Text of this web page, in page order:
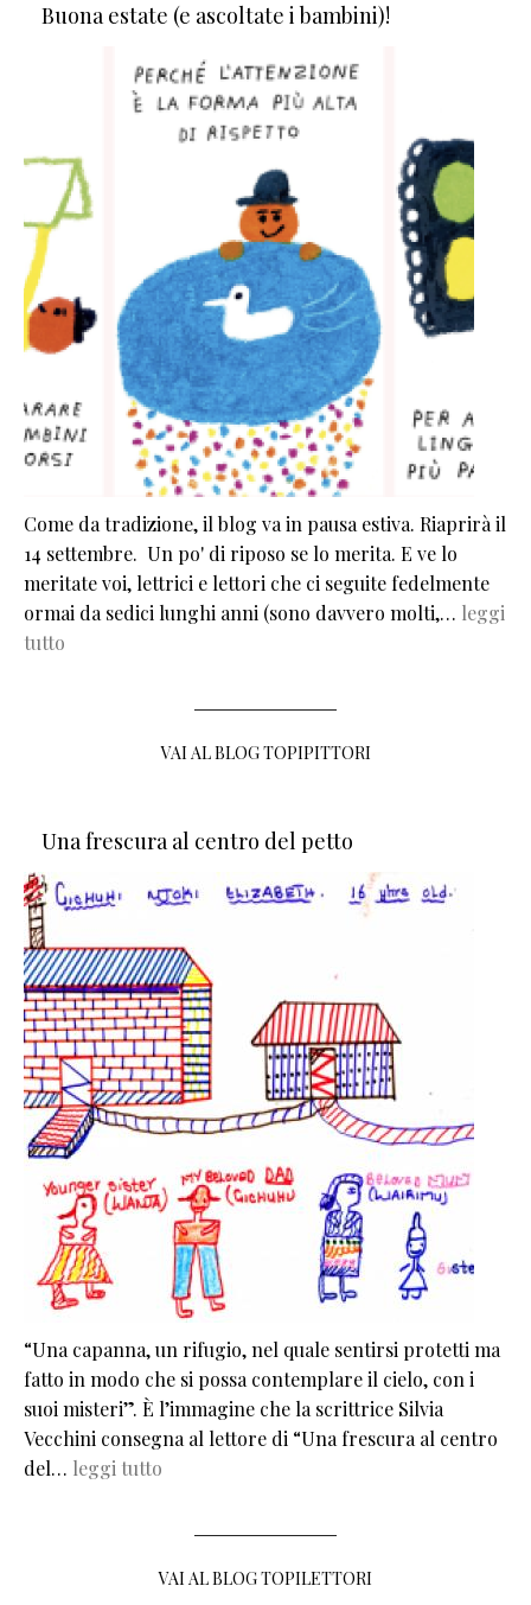
Buona estate (e ascoltate i bambini)!
Come da tradizione, il blog va in pausa estiva. Riaprirà il
14 settembre. Un po' di riposo se lo merita. E ve lo
meritate voi, lettrici e lettori che ci seguite fedelmente
ormai da sedici lunghi anni (sono davvero molti,… leggi
tutto
VAI AL BLOG TOPIPITTORI
Una frescura al centro del petto
“Una capanna, un rifugio, nel quale sentirsi protetti ma
fatto in modo che si possa contemplare il cielo, con i
suoi misteri”. È l’immagine che la scrittrice Silvia
Vecchini consegna al lettore di “Una frescura al centro
del… leggi tutto
VAI AL BLOG TOPILETTORI